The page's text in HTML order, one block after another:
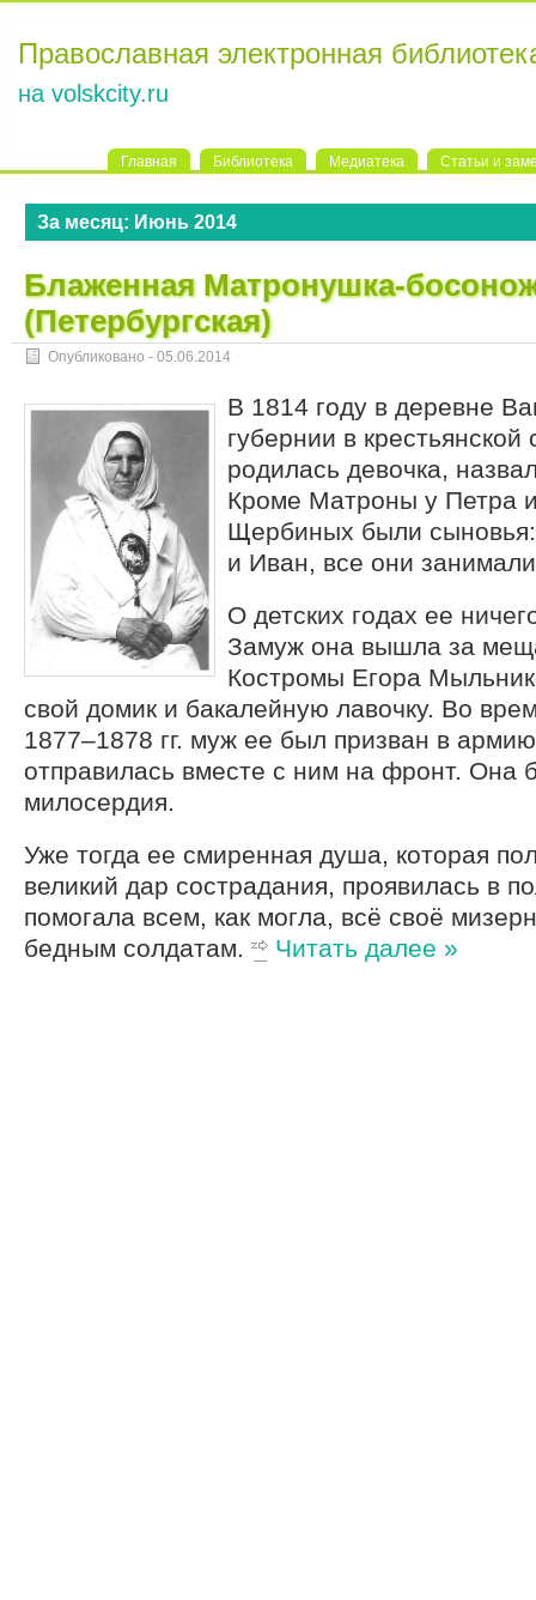
Православная электронная
на volskcity.ru
Главная Библиотека Медиатека Статьи и
За месяц: Июнь 2014
Блаженная Матронушка-
(Петербургская)
Опубликовано - 05.06.2014
В 1814 году в деревне
губернии в
родилась девочка,
Кроме Матроны у Петра
Щербиных были
и Иван, все они
О детских годах ее
Замуж она вышла за
Костромы Егора
свой домик и бакалейную лавочку. Во
1877–1878 гг. муж ее был призван в
отправилась вместе с ним на фронт. Она
милосердия.
Уже тогда ее смиренная душа, которая
великий дар сострадания, проявилась в
помогала всем, как могла, всё своё
бедным солдатам.
Читать далее »